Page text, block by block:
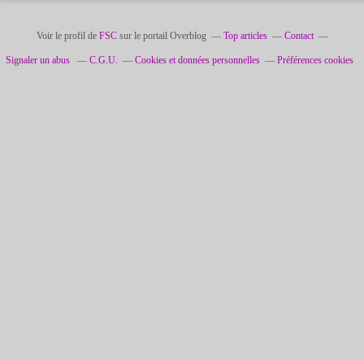
Voir le profil de FSCsur le portail Overblog Top articles Contact
Signaler un abus C.G.U. Cookies et données personnelles Préférences cookies